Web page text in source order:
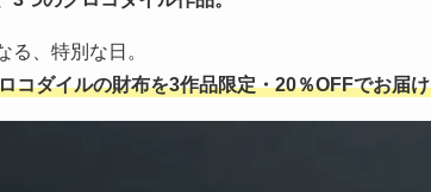
る、特別な日。
コダイルの財布を3作品限定・20％OFFでお届け